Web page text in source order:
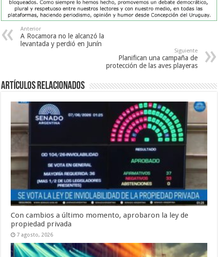
Anterior
A Rocamora no le alcanzó la
levantada y perdió en Junín
Siguiente
Planifican una campaña de
protección de las aves playeras
Artículos Relacionados
Con cambios a último momento, aprobaron la ley de
propiedad privada
7 agosto, 2026